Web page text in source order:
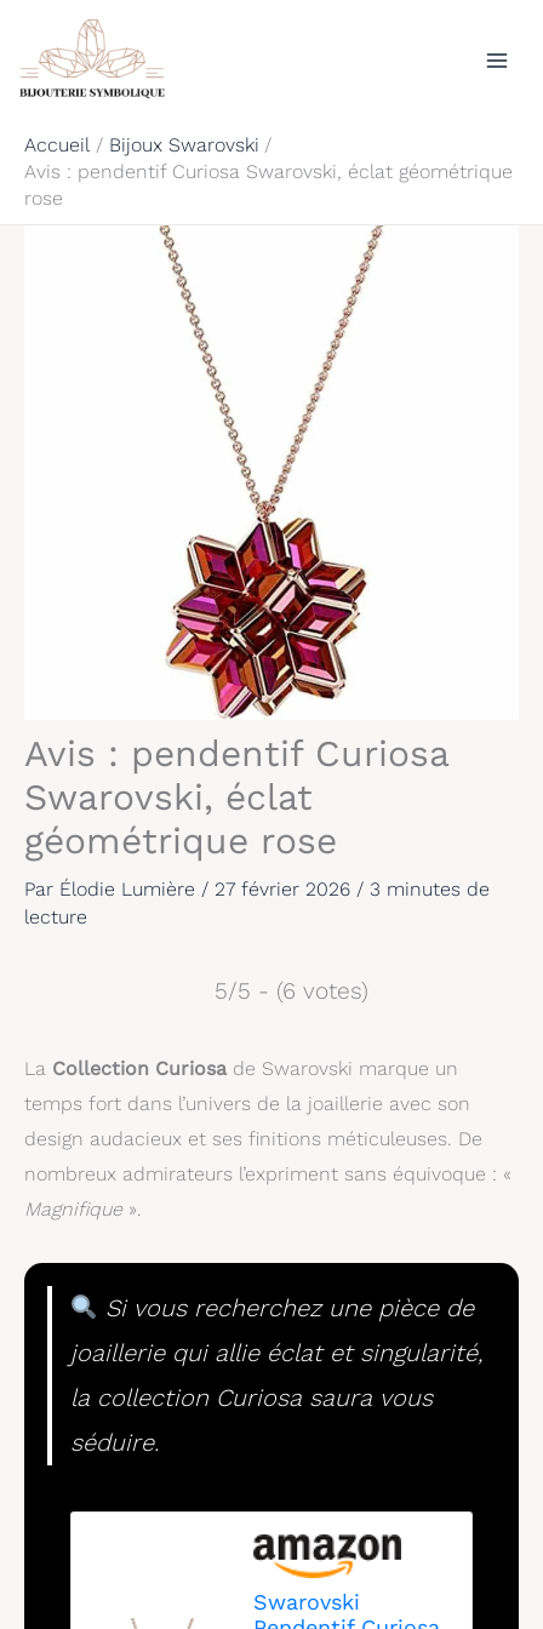
contenu
Accueil
Bijoux Swarovski
Avis : pendentif Curiosa Swarovski, éclat géométrique
rose
Avis : pendentif Curiosa
Swarovski, éclat
géométrique rose
Par Élodie Lumière / 27 février 2026 / 3 minutes de
lecture
5/5 - (6 votes)
La Collection Curiosade Swarovski marque un
temps fort dans l’univers de la joaillerie avec son
design audacieux et ses finitions méticuleuses. De
nombreux admirateurs l’expriment sans équivoque : «
Magnifique».
Si vous recherchez une pièce de
joaillerie qui allie éclat et singularité,
la collection Curiosa saura vous
séduire.
Swarovski
Rechercher